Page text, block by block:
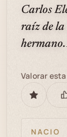
Carlos
raíz de la
Valorar
NACIO